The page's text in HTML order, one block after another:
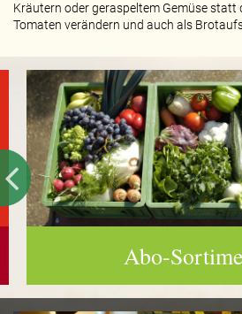
Kräutern oder geraspeltem Gemüse statt
Tomaten verändern und auch als
Abo-